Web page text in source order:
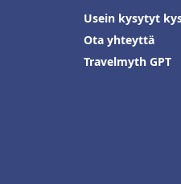
Usein kysytyt
Ota yhteyttä
Travelmyth GPT